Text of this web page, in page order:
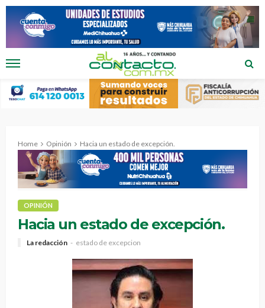
Home Opinión Hacia un estado de excepción.
OPINIÓN
Hacia un estado de excepción.
La redacción estado de excepcion